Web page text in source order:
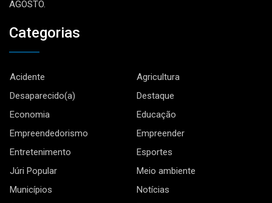
AGOSTO.
Categorias
Acidente
Agricultura
Desaparecido(a)
Destaque
Economia
Educação
Empreendedorismo
Empreender
Entretenimento
Esportes
Júri Popular
Meio ambiente
Municípios
Notícias